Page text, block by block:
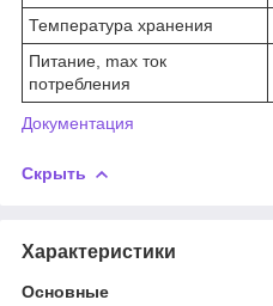
Температура хранения
Питание, max ток
потребления
Документация
Скрыть
Характеристики
Основные